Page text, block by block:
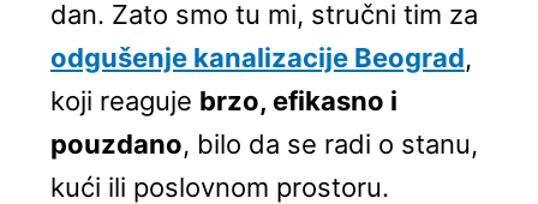
dan. Zato smo tu mi, stručni tim za
odgušenje kanalizacije Beograd,
koji reaguje brzo, efikasno i
pouzdano, bilo da se radi o stanu,
kući ili poslovnom prostoru.